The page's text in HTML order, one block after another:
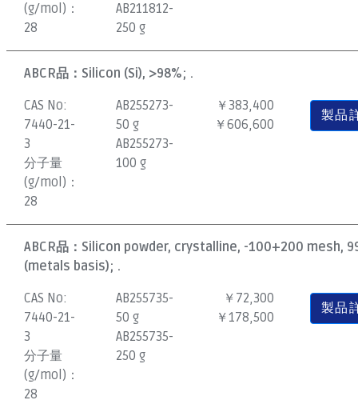
(g/mol)：
28
AB211812-
250 g
ABCR品： Silicon (Si), >98%; .
CAS No:
7440-21-
3
分子量
(g/mol)：
28
AB255273-
50 g
AB255273-
100 g
￥383,400
￥606,600
製品
ABCR品： Silicon powder, crystalline, -100+200 mesh,
(metals basis); .
CAS No:
7440-21-
3
分子量
(g/mol)：
28
AB255735-
50 g
AB255735-
250 g
￥72,300
￥178,500
製品